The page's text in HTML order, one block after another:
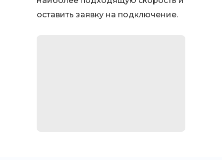
оставить заявку на подключение.